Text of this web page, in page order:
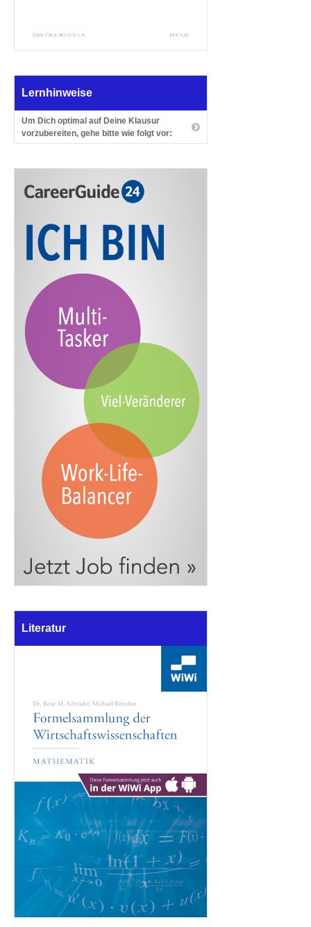
Lernhinweise
Um Dich optimal auf Deine Klausur
vorzubereiten, gehe bitte wie folgt vor:
Literatur